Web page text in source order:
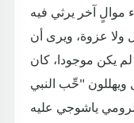
موالٍ آخر يرثي فيه
ولا عزوة، ويرى أن
يكن موجودا، كان
"حِّب النبي